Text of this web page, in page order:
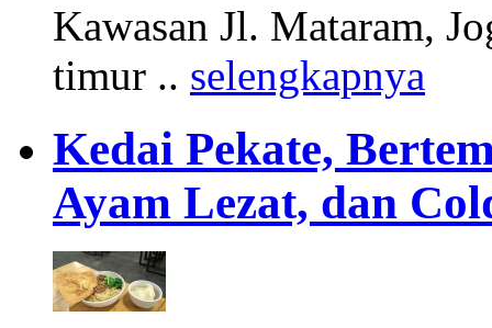
Kawasan Jl. Mataram,
timur .. selengkapnya
Kedai Pekate,
Ayam Lezat, dan